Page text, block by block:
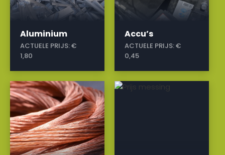
Aluminium
ACTUELE PRIJS:€
1,80
Accu’s
ACTUELE PRIJS:€
0,45
a a